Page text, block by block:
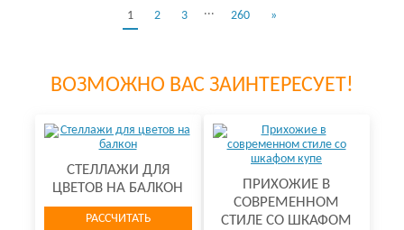
1 2 3 ... 260 »
ВОЗМОЖНО ВАС ЗАИНТЕРЕСУЕТ!
СТЕЛЛАЖИ ДЛЯ
ЦВЕТОВ НА БАЛКОН
РАССЧИТАТЬ
ПРИХОЖИЕ В
СОВРЕМЕННОМ
СТИЛЕ СО ШКАФОМ